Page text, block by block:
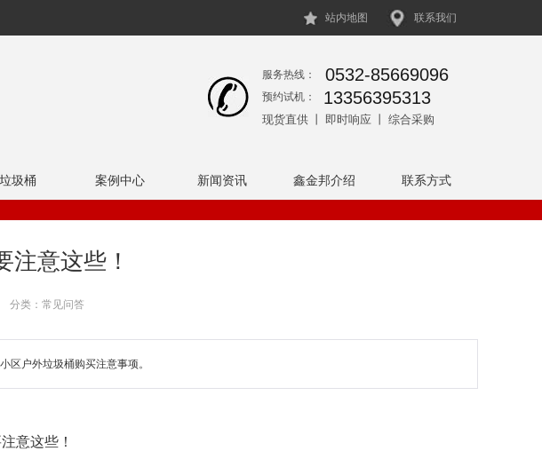
站内地图 联系我们
垃圾桶 案例中心 新闻资讯 鑫金邦介绍 联系方式
服务热线： 0532-85669096
预约试机： 13356395313
现货直供 丨 即时响应 丨 综合采购
注意这些！
分类：常见问答
区户外垃圾桶购买注意事项。
意这些！